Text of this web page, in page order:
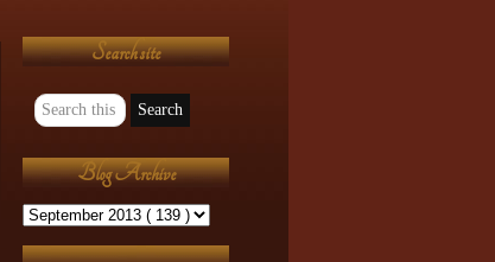
Search site
Blog Archive